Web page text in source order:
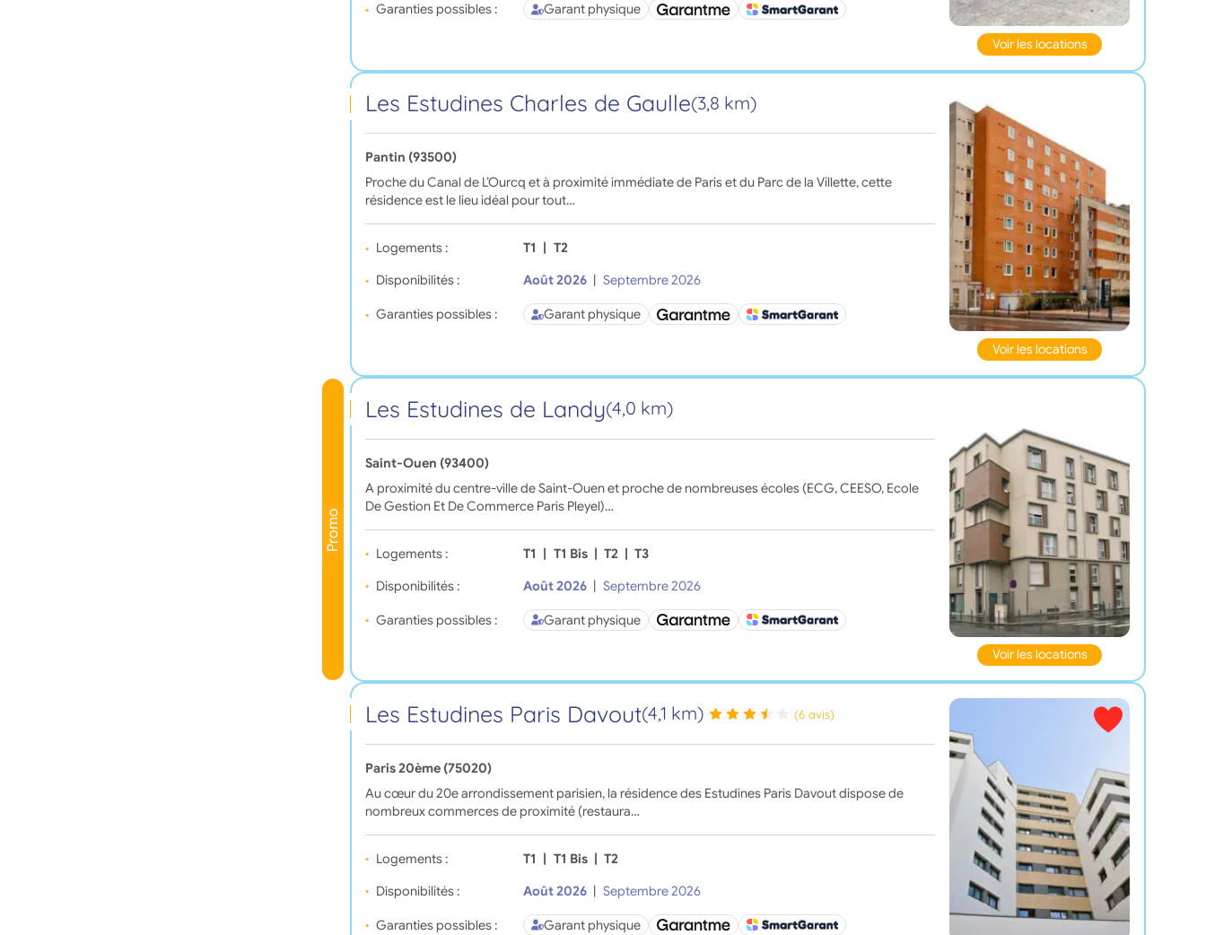
Garanties possibles : Garant physique
Voir les locations
Les Estudines Charles de Gaulle(3,8 km)
Pantin (93500)
Proche du Canal de L’Ourcq et à proximité immédiate de Paris et du Parc de la Villette, cette
résidence est le lieu idéal pour tout…
Logements : T1
T2
Disponibilités :
Août 2026 Septembre 2026
Garanties possibles : Garant physique
Voir les locations
Promo
Les Estudines de Landy(4,0 km)
Saint-Ouen (93400)
A proximité du centre-ville de Saint-Ouen et proche de nombreuses écoles (ECG, CEESO, Ecole
De Gestion Et De Commerce Paris Pleyel)…
Logements : T1 | T1 Bis | T2 | T3
Disponibilités :
Août 2026 | Septembre 2026
Garanties possibles : Garant physique
Voir les locations
Les Estudines Paris Davout(4,1 km) (6 avis)
Paris 20ème (75020)
Au cœur du 20e arrondissement parisien, la résidence des Estudines Paris Davout dispose de
nombreux commerces de proximité (restaura…
Logements : T1 | T1 Bis | T2
Disponibilités :
Août 2026 | Septembre 2026
Garanties possibles : Garant physique